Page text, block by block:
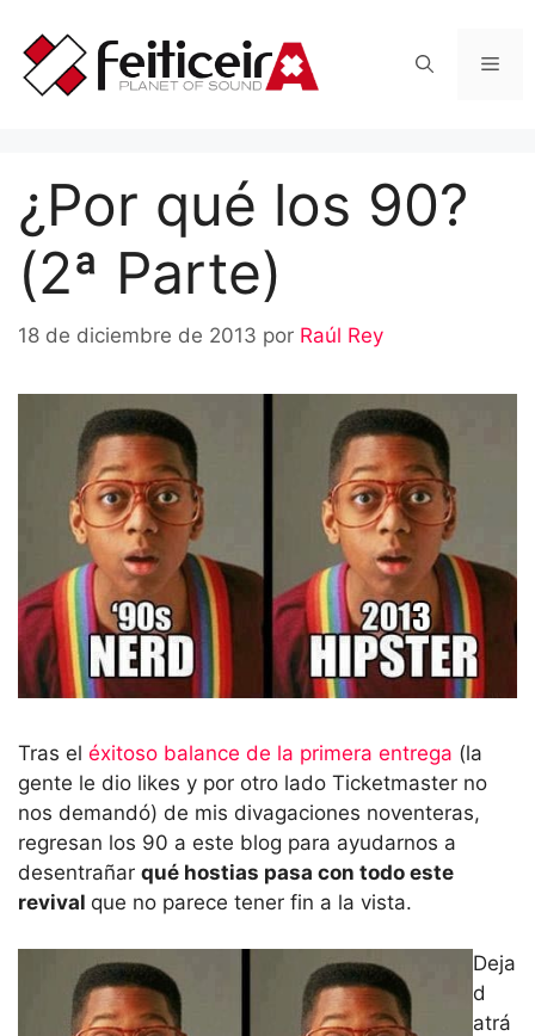
contenido
¿Por qué los 90?
(2ª Parte)
18 de diciembre de 2013 por Raúl Rey
Tras el éxitoso balance de la primera entrega (la
gente le dio likes y por otro lado Ticketmaster no
nos demandó) de mis divagaciones noventeras,
regresan los 90 a este blog para ayudarnos a
desentrañar qué hostias pasa con todo este
revival que no parece tener fin a la vista.
Deja
d
atrá